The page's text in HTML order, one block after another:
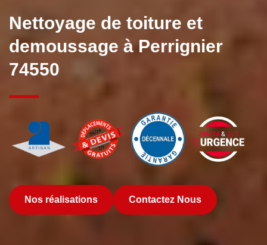
Nettoyage de toiture et
demoussage à Perrignier
74550
Nos réalisations Contactez Nous